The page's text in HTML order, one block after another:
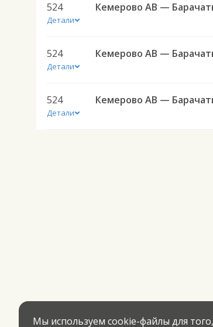
524
Детали
Кемерово АВ —
524
Детали
Кемерово АВ —
524
Детали
Кемерово АВ —
Мы используем cookie-файлы для